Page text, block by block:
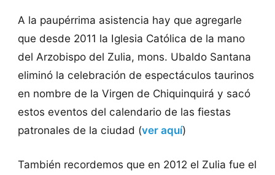
A la paupérrima asistencia hay que agregarle
que desde 2011 la Iglesia Católica de la mano
del Arzobispo del Zulia, mons. Ubaldo Santana
eliminó la celebración de espectáculos taurinos
en nombre de la Virgen de Chiquinquirá y sacó
estos eventos del calendario de las fiestas
patronales de la ciudad (ver aquí)
También recordemos que en 2012 el Zulia fue el